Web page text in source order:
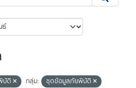
บัติ กลุ่ม:
ชุดข้อมูลภัยพิบัติ